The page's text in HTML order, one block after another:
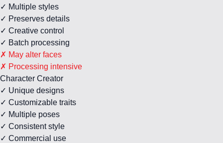
✓ Multiple styles
✓ Preserves details
✓ Creative control
✓ Batch processing
✗ May alter faces
✗ Processing intensive
Character Creator
✓ Unique designs
✓ Customizable traits
✓ Multiple poses
✓ Consistent style
✓ Commercial use